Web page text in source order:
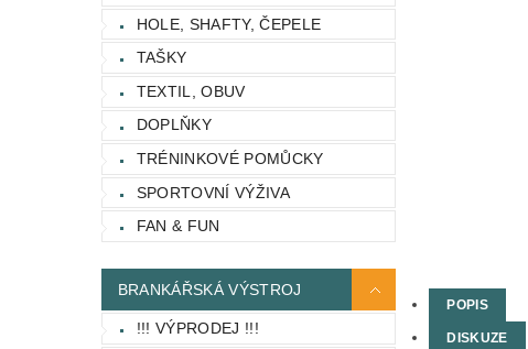
HOLE, SHAFTY, ČEPELE
TAŠKY
TEXTIL, OBUV
DOPLŇKY
TRÉNINKOVÉ POMŮCKY
SPORTOVNÍ VÝŽIVA
FAN & FUN
BRANKÁŘSKÁ VÝSTROJ
!!! VÝPRODEJ !!!
POPIS
DISKUZE